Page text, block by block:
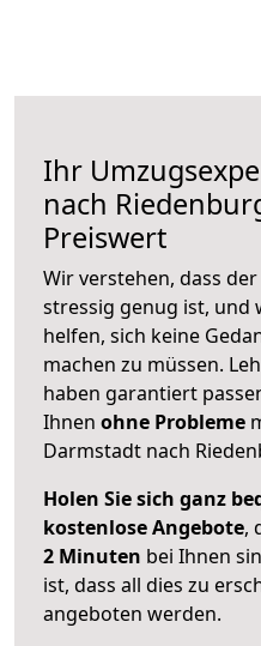
Ihr
nach
Preiswert
Wir verstehen, dass
stressig genug ist, und
helfen, sich keine
machen zu müssen.
haben garantiert
Ihnen ohne Probleme
Darmstadt nach
Holen Sie sich ganz
kostenlose Angebote,
2 Minuten bei Ihnen
ist, dass all dies zu
angeboten werden.